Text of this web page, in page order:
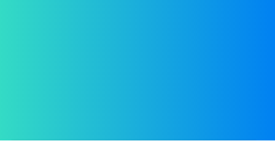
01 February 2024